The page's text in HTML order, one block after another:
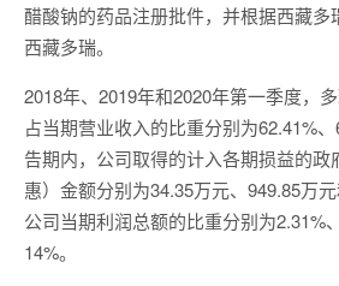
醋酸钠的药品注册批件，并根据西藏多
西藏多瑞。
2018年、2019年和2020年第一季度，
占当期营业收入的比重分别为62.41%
告期内，公司取得的计入各期损益的政
惠）金额分别为34.35万元、949.85万
公司当期利润总额的比重分别为2.31%
14%。